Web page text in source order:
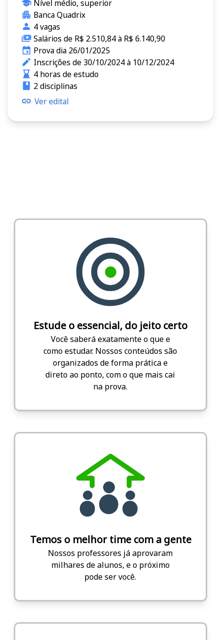
Nível médio, superior
Banca Quadrix
4 vagas
Salários de R$ 2.510,84 à R$ 6.140,90
Prova dia 26/01/2025
Inscrições de 30/10/2024 à 10/12/2024
4 horas de estudo
2 disciplinas
Ver edital
Estude o essencial, do jeito certo
Você saberá exatamente o que e
como estudar. Nossos conteúdos são
organizados de forma prática e
direto ao ponto, com o que mais cai
na prova.
Temos o melhor time com a gente
Nossos professores já aprovaram
milhares de alunos, e o próximo
pode ser você.